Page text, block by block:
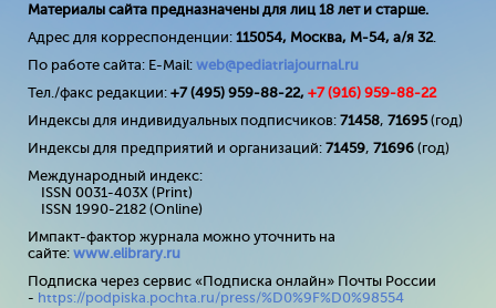
Материалы сайта предназначены для лиц 18 лет и старше.
Адрес для корреспонденции: 115054, Москва, М-54, а/я 32.
По работе сайта: E-Mail: web@pediatriajournal.ru
Тел./факс редакции: +7 (495) 959-88-22, +7 (916) 959-88-22
Индексы для индивидуальных подписчиков: 71458, 71695(год)
Индексы для предприятий и организаций: 71459, 71696 (год)
Международный индекс:
ISSN 0031-403X (Print)
ISSN 1990-2182 (Online)
Импакт-фактор журнала можно уточнить на
сайте: www.elibrary.ru
Подписка через сервис «Подписка онлайн» Почты России
- https://podpiska.pochta.ru/press/%D0%9F%D0%98554